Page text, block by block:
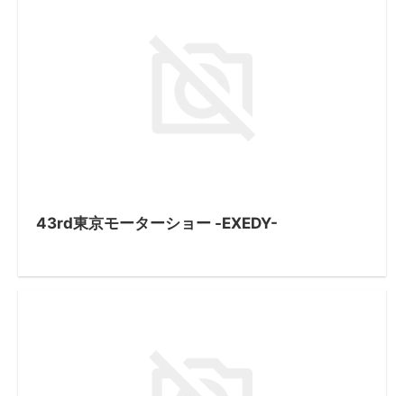
43rd東京モーターショー -EXEDY-